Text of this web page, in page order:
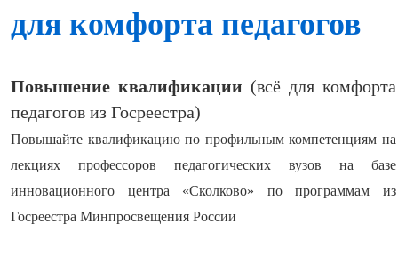
для комфорта педагогов
Повышение квалификации (всё для комфорта
педагогов из Госреестра)
Повышайте квалификацию по профильным компетенциям на
лекциях профессоров педагогических вузов на базе
инновационного центра «Сколково» по программам из
Госреестра Минпросвещения России